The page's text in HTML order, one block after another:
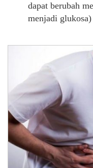
dapat berubah
menjadi glukosa)